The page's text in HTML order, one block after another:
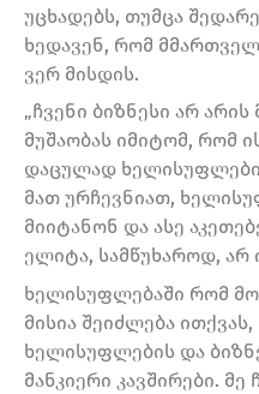
უცხადებს, თუმცა
ხედავენ, რომ
ვერ მისდის.
„ჩვენი ბიზნესი არ
მუშაობას იმიტომ, რომ
დაცულად
მათ ურჩევნიათ,
მიიტანონ და ასე
ელიტა, სამწუხაროდ, არ
ხელისუფლებაში რომ
მისია შეიძლება
ხელისუფლების და
მანკიერი კავშირები.